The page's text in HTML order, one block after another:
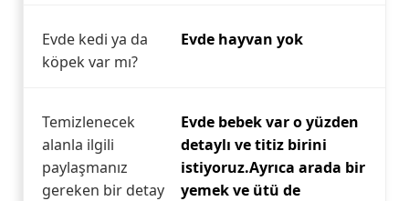
Evde kedi ya da
köpek var mı?
Evde hayvan yok
Temizlenecek
alanla ilgili
paylaşmanız
gereken bir detay
Evde bebek var o yüzden
detaylı ve titiz birini
istiyoruz.Ayrıca arada bir
yemek ve ütü de